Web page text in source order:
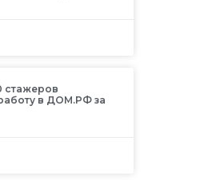
стажеров
в ДОМ.РФ за